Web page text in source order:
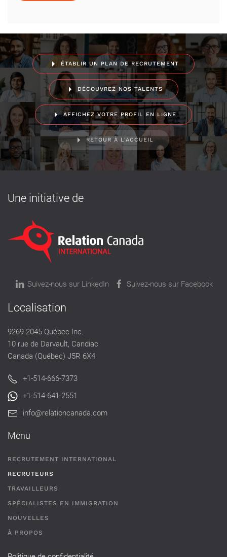
ÉTABLIR UN PLAN DE RECRUTEMENT
DÉCOUVREZ NOS TALENTS
AFFICHEZ VOTRE PROFIL EN LIGNE
RETOUR À L'ACCUEIL
Une initiative de
Suivez-nous sur LinkedIn Suivez-nous sur Facebook
Localisation
9269-2045 Québec Inc.
10 rue de Darvault, Candiac
Canada (Québec) J5R 6X4
+1-514-666-7373
+1-514-641-2551
info@relationcanada.com
Menu
RECRUTEMENT INTERNATIONAL
RECRUTEURS
TRAVAILLEURS
SPÉCIALISTES EN IMMIGRATION
NOUVELLES
À PROPOS